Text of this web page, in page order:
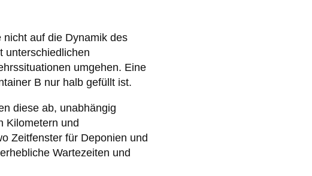
auf die Dynamik des
unterschiedlichen
umgehen. Eine
B nur halb gefüllt ist.
diese ab, unabhängig
Kilometern und
Zeitfenster für Deponien und
Wartezeiten und